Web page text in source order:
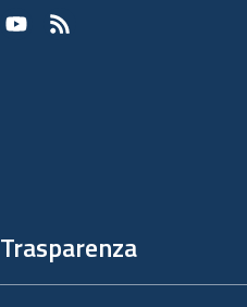
Youtube
RSS
Trasparenza